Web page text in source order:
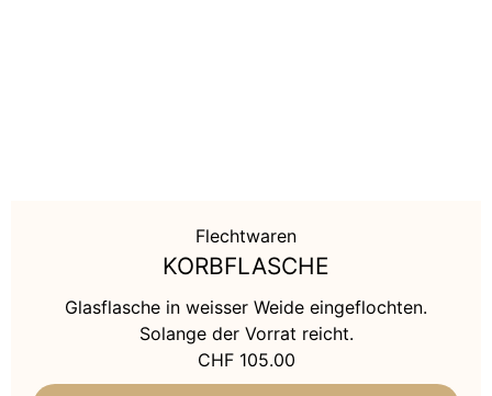
Flechtwaren
KORBFLASCHE
Glasflasche in weisser Weide eingeflochten.
Solange der Vorrat reicht.
CHF105.00